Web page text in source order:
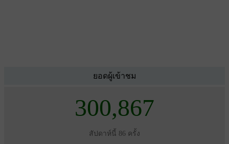
ยอดผู้เข้าชม
300,867
สัปดาห์นี้ 86 ครั้ง